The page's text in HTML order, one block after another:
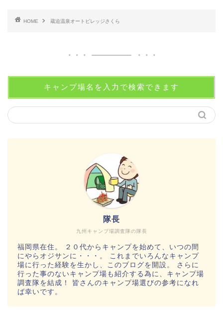
HOME 蔵迫温泉オートビレッジさくら
キャンプ場名を入力で検索できます
九州キャンプ場調査隊の隊長
隊長
福岡県在住。 ２０代からキャンプを始めて、いつの間
にやらオジサンに・・・。 これまでいろんなキャンプ
場に行った経験を生かし、このブログを開設。 さらに
行った事のないキャンプ場も紹介する為に、キャンプ場
調査隊を結成！ 皆さんのキャンプ場選びの参考になれ
ば幸いです。